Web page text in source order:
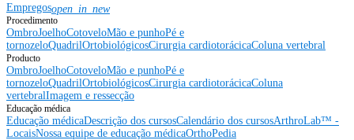
Empregosopen_in_new
Procedimento
OmbroJoelhoCotoveloMão e punhoPé e
tornozeloQuadrilOrtobiológicosCirurgia cardiotorácicaColuna vertebral
Producto
OmbroJoelhoCotoveloMão e punhoPé e
tornozeloQuadrilOrtobiológicosCirurgia cardiotorácicaColuna
vertebralImagem e ressecção
Educação médica
Educação médicaDescrição dos cursosCalendário dos cursosArthroLab™ -
LocaisNossa equipe de educação médicaOrthoPedia